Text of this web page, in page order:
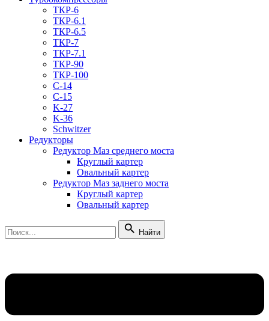
ТКР-6
ТКР-6.1
ТКР-6.5
ТКР-7
ТКР-7.1
ТКР-90
ТКР-100
C-14
C-15
K-27
K-36
Schwitzer
Редукторы
Редуктор Маз среднего моста
Круглый картер
Овальный картер
Редуктор Маз заднего моста
Круглый картер
Овальный картер
Найти